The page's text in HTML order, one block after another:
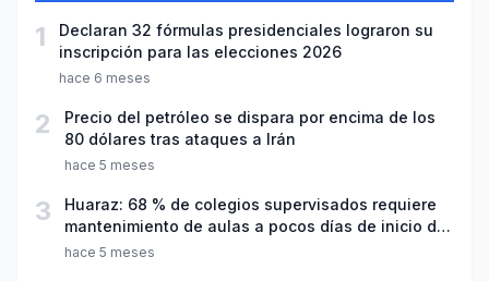
1
Declaran 32 fórmulas presidenciales lograron su
inscripción para las elecciones 2026
hace 6 meses
2
Precio del petróleo se dispara por encima de los
80 dólares tras ataques a Irán
hace 5 meses
3
Huaraz: 68 % de colegios supervisados requiere
mantenimiento de aulas a pocos días de inicio del
año escolar 2026
hace 5 meses